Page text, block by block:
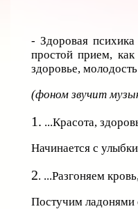
- Здоровая
простой прием,
здоровье,
(фоном звучит
1. ...Красота,
Начинается с
2. ...Разгоняем
Постучим ладонями